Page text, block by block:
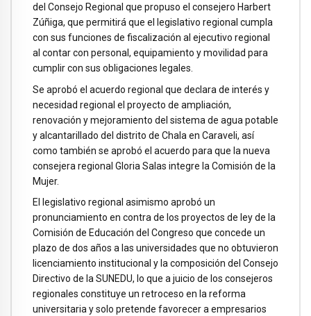
del Consejo Regional que propuso el consejero Harbert
Zúñiga, que permitirá que el legislativo regional cumpla
con sus funciones de fiscalización al ejecutivo regional
al contar con personal, equipamiento y movilidad para
cumplir con sus obligaciones legales.
Se aprobó el acuerdo regional que declara de interés y
necesidad regional el proyecto de ampliación,
renovación y mejoramiento del sistema de agua potable
y alcantarillado del distrito de Chala en Caraveli, así
como también se aprobó el acuerdo para que la nueva
consejera regional Gloria Salas integre la Comisión de la
Mujer.
El legislativo regional asimismo aprobó un
pronunciamiento en contra de los proyectos de ley de la
Comisión de Educación del Congreso que concede un
plazo de dos años a las universidades que no obtuvieron
licenciamiento institucional y la composición del Consejo
Directivo de la SUNEDU, lo que a juicio de los consejeros
regionales constituye un retroceso en la reforma
universitaria y solo pretende favorecer a empresarios